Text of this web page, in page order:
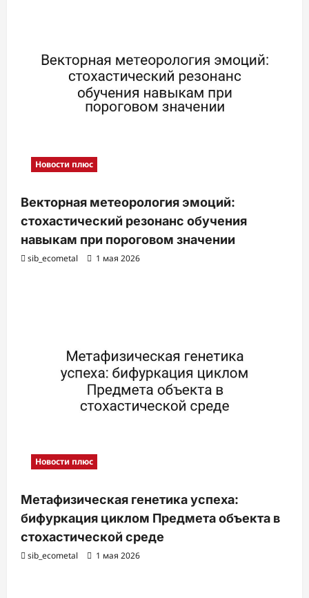
Новости плюс
Векторная метеорология эмоций:
стохастический резонанс обучения
навыкам при пороговом значении
sib_ecometal 1 мая 2026
Новости плюс
Метафизическая генетика успеха:
бифуркация циклом Предмета объекта в
стохастической среде
sib_ecometal 1 мая 2026